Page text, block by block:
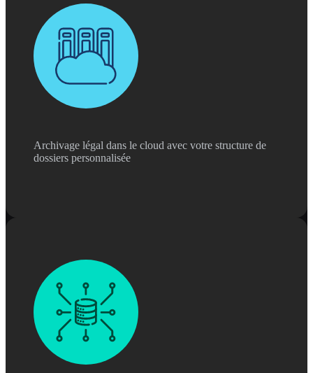
Archivage légal dans le cloud avec votre structure de
dossiers personnalisée